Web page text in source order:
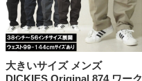
大きいサイズ メンズ
DICKIES Original 874 ワーク